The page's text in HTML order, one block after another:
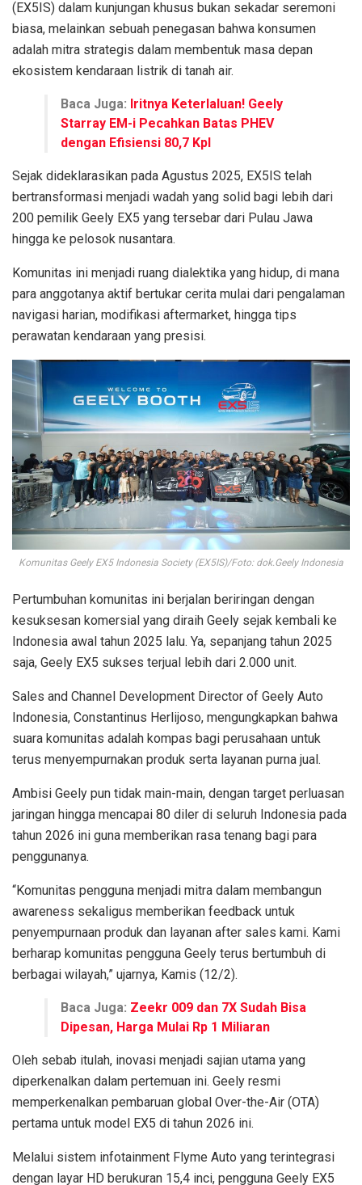
(EX5IS) dalam kunjungan khusus bukan sekadar seremoni
biasa, melainkan sebuah penegasan bahwa konsumen
adalah mitra strategis dalam membentuk masa depan
ekosistem kendaraan listrik di tanah air.
Baca Juga: Iritnya Keterlaluan! Geely
Starray EM-i Pecahkan Batas PHEV
dengan Efisiensi 80,7 Kpl
Sejak dideklarasikan pada Agustus 2025, EX5IS telah
bertransformasi menjadi wadah yang solid bagi lebih dari
200 pemilik Geely EX5 yang tersebar dari Pulau Jawa
hingga ke pelosok nusantara.
Komunitas ini menjadi ruang dialektika yang hidup, di mana
para anggotanya aktif bertukar cerita mulai dari pengalaman
navigasi harian, modifikasi aftermarket, hingga tips
perawatan kendaraan yang presisi.
Komunitas Geely EX5 Indonesia Society (EX5IS)/Foto: dok.Geely Indonesia
Pertumbuhan komunitas ini berjalan beriringan dengan
kesuksesan komersial yang diraih Geely sejak kembali ke
Indonesia awal tahun 2025 lalu. Ya, sepanjang tahun 2025
saja, Geely EX5 sukses terjual lebih dari 2.000 unit.
Sales and Channel Development Director of Geely Auto
Indonesia, Constantinus Herlijoso, mengungkapkan bahwa
suara komunitas adalah kompas bagi perusahaan untuk
terus menyempurnakan produk serta layanan purna jual.
Ambisi Geely pun tidak main-main, dengan target perluasan
jaringan hingga mencapai 80 diler di seluruh Indonesia pada
tahun 2026 ini guna memberikan rasa tenang bagi para
penggunanya.
“Komunitas pengguna menjadi mitra dalam membangun
awareness sekaligus memberikan feedback untuk
penyempurnaan produk dan layanan after sales kami. Kami
berharap komunitas pengguna Geely terus bertumbuh di
berbagai wilayah,” ujarnya, Kamis (12/2).
Baca Juga: Zeekr 009 dan 7X Sudah Bisa
Dipesan, Harga Mulai Rp 1 Miliaran
Oleh sebab itulah, inovasi menjadi sajian utama yang
diperkenalkan dalam pertemuan ini. Geely resmi
memperkenalkan pembaruan global Over-the-Air (OTA)
pertama untuk model EX5 di tahun 2026 ini.
Melalui sistem infotainment Flyme Auto yang terintegrasi
dengan layar HD berukuran 15,4 inci, pengguna Geely EX5